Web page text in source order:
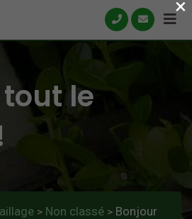
le
> Non classé > Bonjour
×